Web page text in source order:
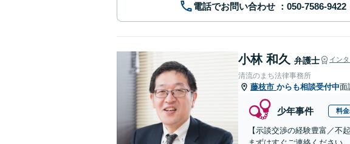
電話でお問い合わせ
小林 和久 弁護士 イン
清流のまち法律事務所
藤枝市 からも相談受付中面
少年事件 料
【示談交渉の経験豊富／不